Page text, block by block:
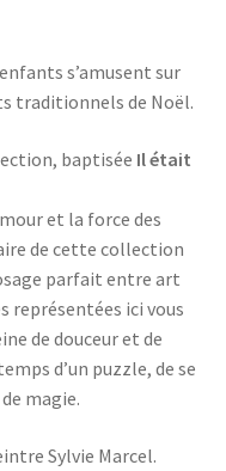
s’amusent sur
traditionnels de Noël.
baptisée Il était
et la force des
de cette collection
parfait entre art
ici vous
de douceur et de
d’un puzzle, de se
magie.
Sylvie Marcel.